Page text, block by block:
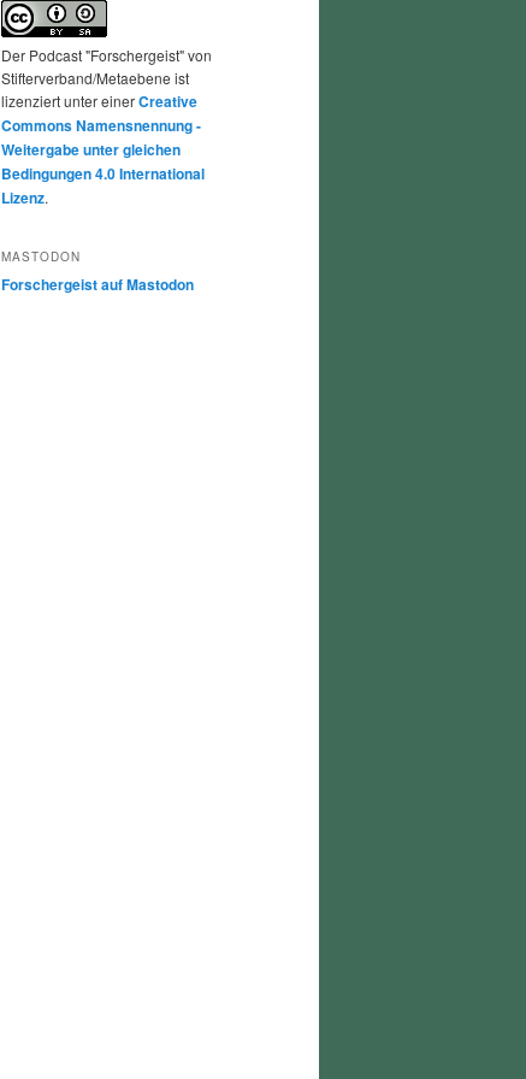
Der Podcast "Forschergeist" von
Stifterverband/Metaebene ist
lizenziert unter einerCreative
Commons Namensnennung -
Weitergabe unter gleichen
Bedingungen 4.0 International
Lizenz.
MASTODON
Forschergeist auf Mastodon